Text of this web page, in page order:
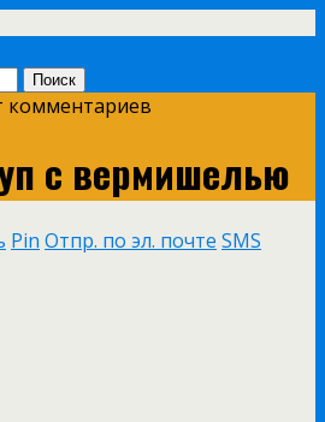
комментариев
с вермишелью
Pin Отпр. по эл. почте SMS